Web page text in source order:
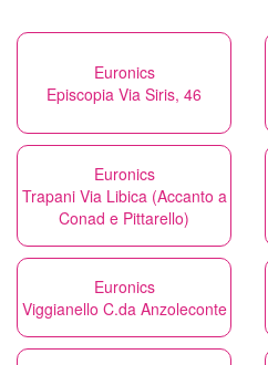
Euronics
Episcopia Via Siris, 46
Euronics
Trapani Via Libica (Accanto a
Conad e Pittarello)
Euronics
Viggianello C.da Anzoleconte